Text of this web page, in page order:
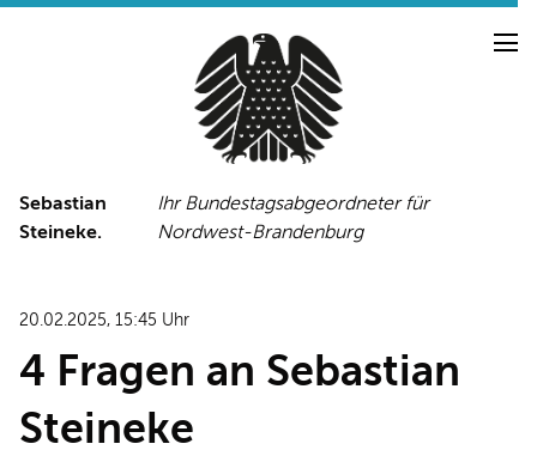
Sebastian
Steineke.
Ihr Bundestagsabgeordneter für
Nordwest-Brandenburg
NEUIGKEITEN
20.02.2025, 15:45 Uhr
4 Fragen an Sebastian
Steineke